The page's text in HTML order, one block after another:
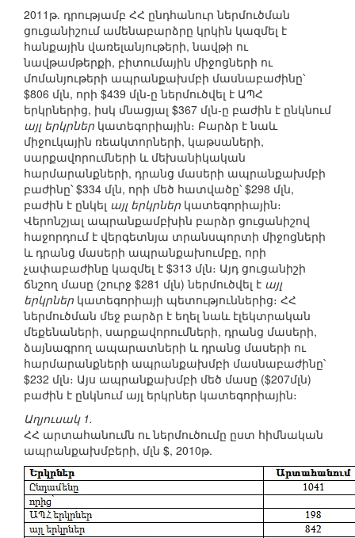
2011թ. դրությամբ ՀՀ ընդհանուր ներմուծման
ցուցանիշում ամենաբարձրը կրկին կազմել է
հանքային վառելանյութերի, նավթի ու
նավթամթերքի, բիտումային միջոցների ու
մոմանյութերի ապրանքախմբի մասնաբաժինը՝
$806 մլն, որի $439 մլն-ը ներմուծվել է ԱՊՀ
երկրներից, իսկ մնացյալ $367 մլն-ը բաժին է ընկնում
այլ երկրներ կատեգորիային։ Բարձր է նաև
միջուկային ռեակտորների, կաթսաների,
սարքավորումների և մեխանիկական
հարմարանքների, դրանց մասերի ապրանքախմբի
բաժինը՝ $334 մլն, որի մեծ հատվածը՝ $298 մլն,
բաժին է ընկել այլ երկրներ կատեգորիային։
Վերոնշյալ ապրանքամբխին բարձր ցուցանիշով
հաջորդում է վերգետնյա տրանսպորտի միջոցների
և դրանց մասերի ապրանքախումբը, որի
չափաբաժինը կազմել է $313 մլն։ Այդ ցուցանիշի
ճնշող մասը (շուրջ $281 մլն) ներմուծվել է այլ
երկրներ կատեգորիայի պետություններից։ ՀՀ
ներմուծման մեջ բարձր է եղել նաև էլեկտրական
մեքենաների, սարքավորումների, դրանց մասերի,
ձայնագրող ապարատների և դրանց մասերի ու
հարմարանքների ապրանքախմբի մասնաբաժինը՝
$232 մլն։ Այս ապրանքախմբի մեծ մասը ($207մլն)
բաժին է ընկնում այլ երկրներ կատեգորիային։
Աղյուսակ 1.
ՀՀ արտահանումն ու ներմուծումը ըստ հիմնական
ապրանքախմբերի, մլն $, 2010թ.